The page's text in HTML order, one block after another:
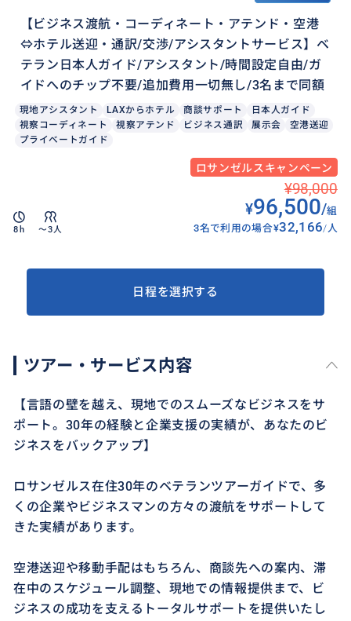
【ビジネス渡航・コーディネート・アテンド・空港
⇔ホテル送迎・通訳/交渉/アシスタントサービス】ベ
テラン日本人ガイド/アシスタント/時間設定自由/ガ
イドへのチップ不要/追加費用一切無し/3名まで同額
現地アシスタント LAXからホテル 商談サポート
日本人ガイド
視察コーディネート
視察アテンド ビジネス通訳 展示会
空港送迎
プライベートガイド
ロサンゼルスキャンペーン
8h 〜3人
¥98,000
¥96,500/組
3名で利用の場合¥32,166/人
日程を選択する
ツアー・サービス内容
【言語の壁を越え、現地でのスムーズなビジネスをサ
ポート。30年の経験と企業支援の実績が、あなたのビ
ジネスをバックアップ】
ロサンゼルス在住30年のベテランツアーガイドで、多
くの企業やビジネスマンの方々の渡航をサポートして
きた実績があります。
空港送迎や移動手配はもちろん、商談先への案内、滞
在中のスケジュール調整、現地での情報提供まで、ビ
ジネスの成功を支えるトータルサポートを提供いたし